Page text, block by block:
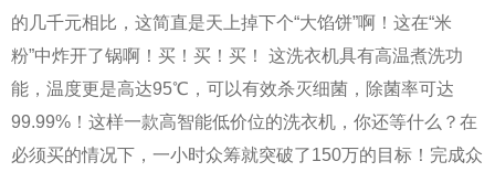
的几千元相比，这简直是天上掉下个“大馅饼”啊！这在“米
粉”中炸开了锅啊！买！买！买！ 这洗衣机具有高温煮洗功
能，温度更是高达95℃，可以有效杀灭细菌，除菌率可达
99.99%！这样一款高智能低价位的洗衣机，你还等什么？在
必须买的情况下，一小时众筹就突破了150万的目标！完成众